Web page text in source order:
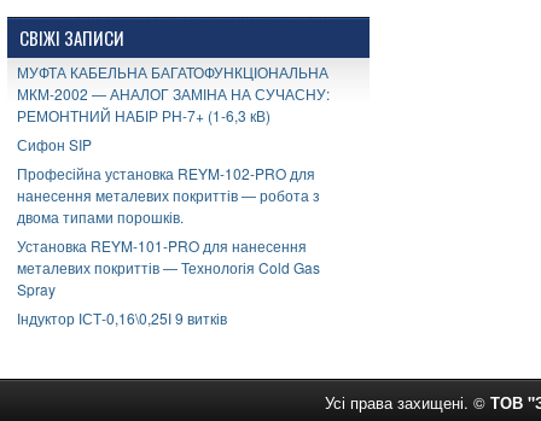
СВІЖІ ЗАПИСИ
МУФТА КАБЕЛЬНА БАГАТОФУНКЦІОНАЛЬНА
МКМ-2002 — АНАЛОГ ЗАМІНА НА СУЧАСНУ:
РЕМОНТНИЙ НАБІР РН-7+ (1-6,3 кВ)
Сифон SIP
Професійна установка REYM-102-PRO для
нанесення металевих покриттів — робота з
двома типами порошків.
Установка REYM-101-PRO для нанесення
металевих покриттів — Технологія Cold Gas
Spray
Індуктор ІСТ-0,16\0,25І 9 витків
Усі права захищені. © ТОВ